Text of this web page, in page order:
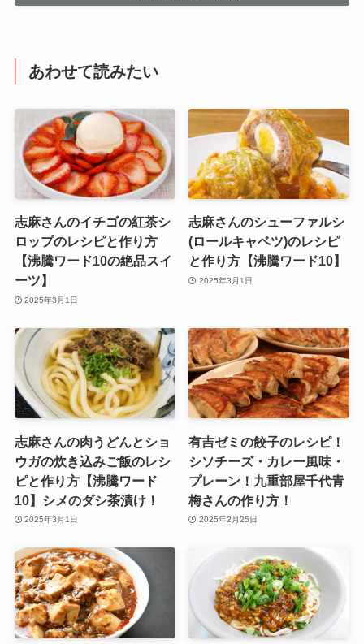
あわせて読みたい
志麻さんのイチゴの紅茶シ
ロップのレシピと作り方
【沸騰ワード10の絶品スイ
ーツ】
2025年3月1日
志麻さんのシューファルシ
(ロールキャベツ)のレシピ
と作り方【沸騰ワード10】
2025年3月1日
志麻さんの肉うどんとショ
ウガの炊き込みご飯のレシ
ピと作り方【沸騰ワード
10】シメのダシ茶漬け！
2025年3月1日
有吉ゼミの餃子のレシピ！
シソチーズ・カレー風味・
プレーン！九重部屋千代青
梅さんの作り方！
2025年2月25日